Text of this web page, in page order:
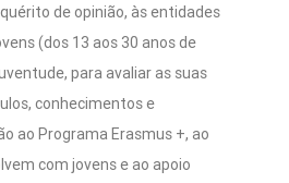
de opinião, às entidades
(dos 13 aos 30 anos de
para avaliar as suas
conhecimentos e
ao Programa Erasmus +, ao
com jovens e ao apoio